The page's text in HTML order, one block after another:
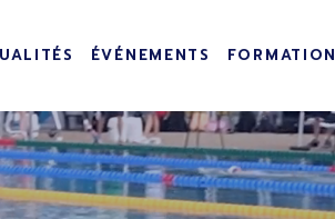
ÉVÉNEMENTS FORMATION